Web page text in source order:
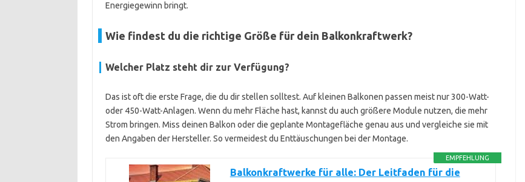
Energiegewinn bringt.
Wie findest du die richtige Größe für dein Balkonkraftwerk?
Welcher Platz steht dir zur Verfügung?
Das ist oft die erste Frage, die du dir stellen solltest. Auf kleinen Balkonen passen meist nur 300-Watt-
oder 450-Watt-Anlagen. Wenn du mehr Fläche hast, kannst du auch größere Module nutzen, die mehr
Strom bringen. Miss deinen Balkon oder die geplante Montagefläche genau aus und vergleiche sie mit
den Angaben der Hersteller. So vermeidest du Enttäuschungen bei der Montage.
EMPFEHLUNG
Balkonkraftwerke für alle: Der Leitfaden für die